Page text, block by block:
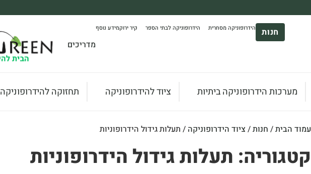
*בהתאם להגבלת גודל ומשקל
חנות הידרופוניקה מסחרית הידרופוניקה לבתי הספר קיר ירוקמידע נוסף
מדריכים
מערכות הידרופוניקה ביתיות ציוד להידרופוניקה תחזוקה להידרופוניקה
עמוד הבית/ חנות/ ציוד הידרופוניקה / תעלות גידול הידרופוניות
קטגוריה: תעלות גידול הידרופוניות